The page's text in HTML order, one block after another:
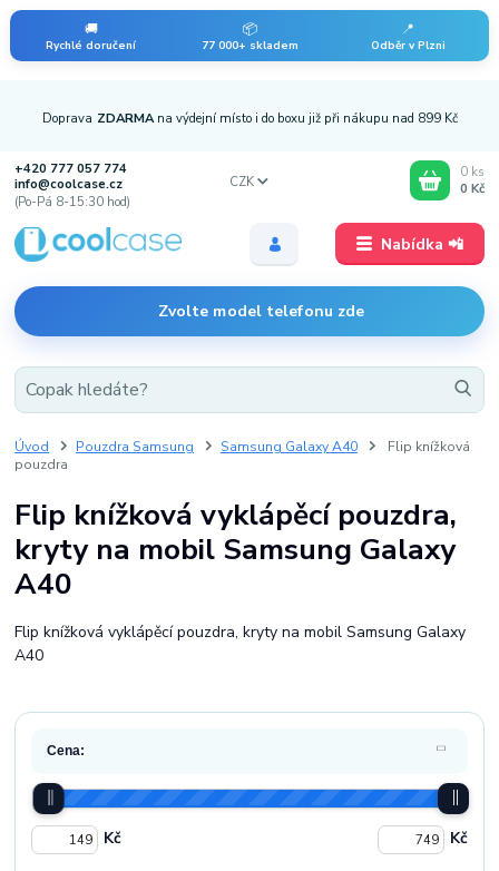
🚚
Rychlé doručení
📦
77 000+ skladem
📍
Odběr v Plzni
Nabídka 📲
Doprava ZDARMA na výdejní místo i do boxu již při nákupu nad 899 Kč
+420 777 057 774
info@coolcase.cz
(Po-Pá 8-15:30 hod)
Zvolte model telefonu zde
CZK
0 ks
0 Kč
Úvod Pouzdra Samsung Samsung Galaxy A40
Flip knížková
pouzdra
Flip knížková vyklápěcí pouzdra,
kryty na mobil Samsung Galaxy
A40
Flip knížková vyklápěcí pouzdra, kryty na mobil Samsung Galaxy
A40
Cena:
Kč Kč